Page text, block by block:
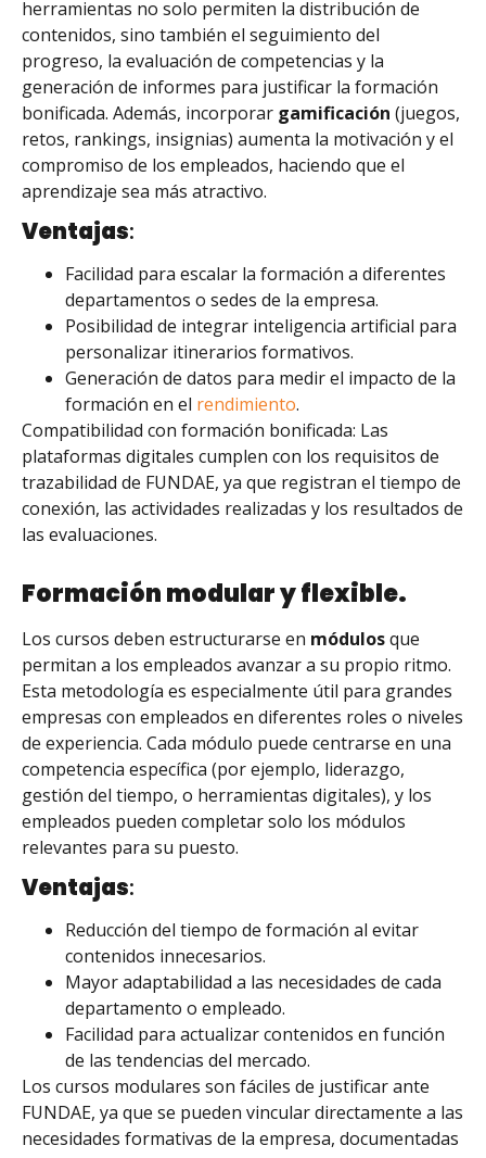
herramientas no solo permiten la distribución de
contenidos, sino también el seguimiento del
progreso, la evaluación de competencias y la
generación de informes para justificar la formación
bonificada. Además, incorporar gamificación (juegos,
retos, rankings, insignias) aumenta la motivación y el
compromiso de los empleados, haciendo que el
aprendizaje sea más atractivo.
Ventajas:
Facilidad para escalar la formación a diferentes
departamentos o sedes de la empresa.
Posibilidad de integrar inteligencia artificial para
personalizar itinerarios formativos.
Generación de datos para medir el impacto de la
formación en el rendimiento.
Compatibilidad con formación bonificada: Las
plataformas digitales cumplen con los requisitos de
trazabilidad de FUNDAE, ya que registran el tiempo de
conexión, las actividades realizadas y los resultados de
las evaluaciones.
Formación modular y flexible.
Los cursos deben estructurarse en módulosque
permitan a los empleados avanzar a su propio ritmo.
Esta metodología es especialmente útil para grandes
empresas con empleados en diferentes roles o niveles
de experiencia. Cada módulo puede centrarse en una
competencia específica (por ejemplo, liderazgo,
gestión del tiempo, o herramientas digitales), y los
empleados pueden completar solo los módulos
relevantes para su puesto.
Ventajas:
Reducción del tiempo de formación al evitar
contenidos innecesarios.
Mayor adaptabilidad a las necesidades de cada
departamento o empleado.
Facilidad para actualizar contenidos en función
de las tendencias del mercado.
Los cursos modulares son fáciles de justificar ante
FUNDAE, ya que se pueden vincular directamente a las
necesidades formativas de la empresa, documentadas